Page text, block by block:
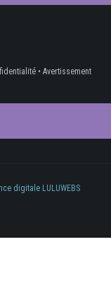
• Avertissement
digitale LULUWEBS